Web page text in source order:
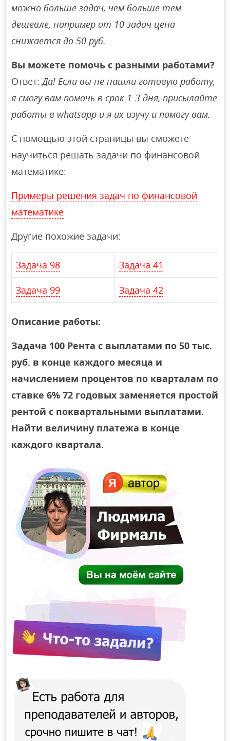
можно больше задач, чем больше тем
дешевле, например от 10 задач цена
снижается до 50 руб.
Вы можете помочь с разными работами?
Ответ:Да! Если вы не нашли готовую работу,
я смогу вам помочь в срок 1-3 дня, присылайте
работы в whatsapp и я их изучу и помогу вам.
С помощью этой страницы вы сможете
научиться решать задачи по финансовой
математике:
Примеры решения задач по финансовой
математике
Другие похожие задачи:
Задача 98 Задача 41
Задача 99 Задача 42
Описание работы:
Задача 100 Рента с выплатами по 50 тыс.
руб. в конце каждого месяца и
начислением процентов по кварталам по
ставке 6% 72 годовых заменяется простой
рентой с поквартальными выплатами.
Найти величину платежа в конце
каждого квартала.